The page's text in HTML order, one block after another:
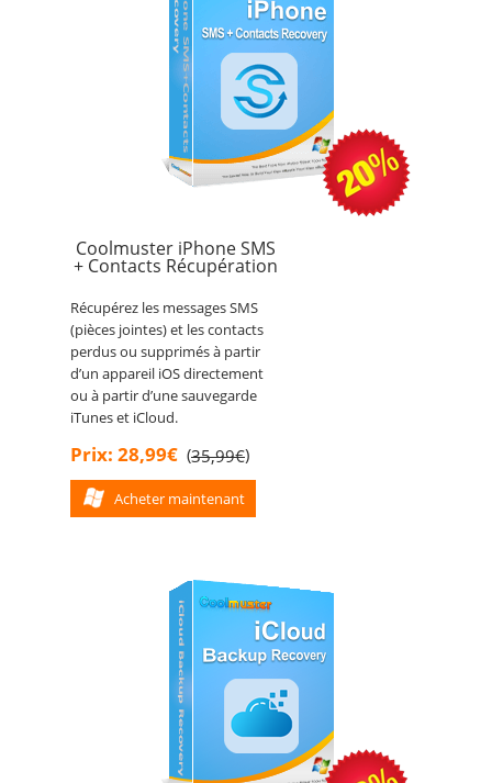
Coolmuster iPhone SMS
+ Contacts Récupération
Récupérez les messages SMS
(pièces jointes) et les contacts
perdus ou supprimés à partir
d’un appareil iOS directement
ou à partir d’une sauvegarde
iTunes et iCloud.
Prix: 28,99€ (35,99€)
Acheter maintenant